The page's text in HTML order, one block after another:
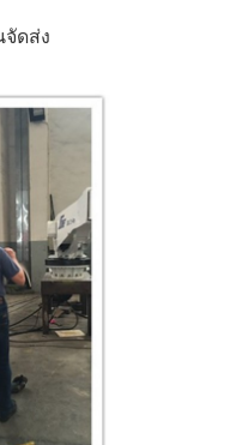
ดส่ง